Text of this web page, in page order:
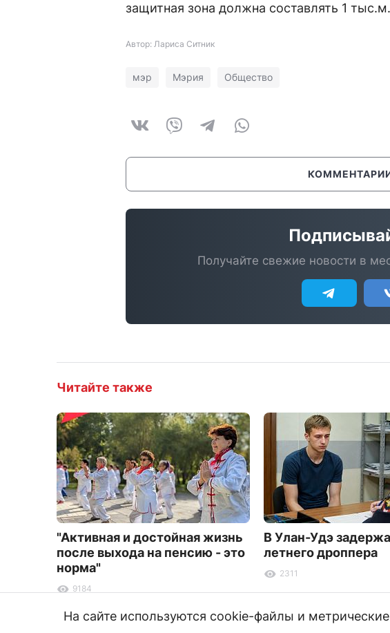
защитная зона должна составлять 1 тыс.м.
Автор: Лариса Ситник
мэр Мэрия Общество
Получайте свежие новости в
Читайте также
"Активная и достойная жизнь
после выхода на пенсию - это
норма"
9184
В Улан-Удэ
летнего дроппера
2311
На сайте используются cookie-файлы и